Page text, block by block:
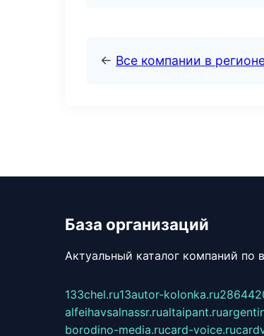
← Все компании в
База организаций
Актуальный каталог компаний по
133chel.ru13autor-kolonka.ru
alfeihavsalnassr.rualtaipant.ru
borodino-media.rucard-voice.ru